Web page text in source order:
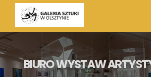
BIURO WYSTAW